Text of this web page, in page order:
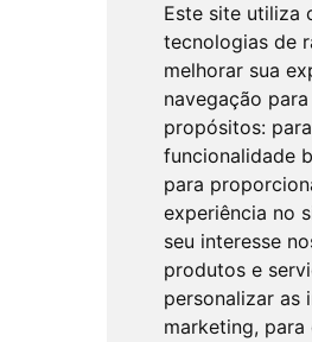
Este site utiliza
tecnologias de
melhorar sua
navegação
propósitos:
funcionalidade
para
experiência no
seu interesse
produtos e
personalizar as
marketing, para